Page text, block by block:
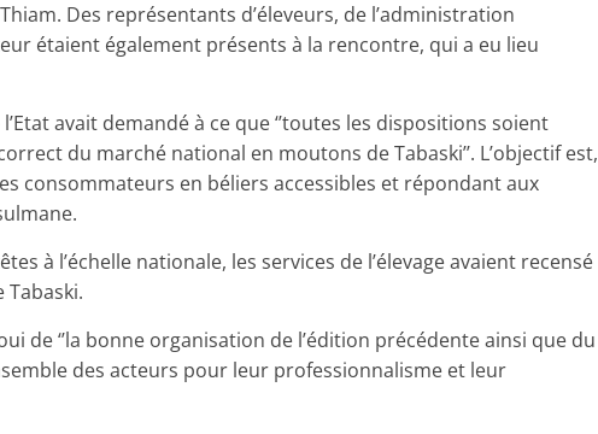
Des représentants d’éleveurs, de l’administration
étaient également présents à la rencontre, qui a eu lieu
avait demandé à ce que ‘’toutes les dispositions soient
du marché national en moutons de Tabaski’’. L’objectif est,
consommateurs en béliers accessibles et répondant aux
à l’échelle nationale, les services de l’élevage avaient recensé
Tabaski.
de ‘’la bonne organisation de l’édition précédente ainsi que du
des acteurs pour leur professionnalisme et leur